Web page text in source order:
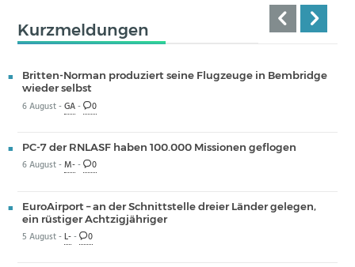
Kurzmeldungen
Britten-Norman produziert seine Flugzeuge in Bembridge
wieder selbst
6 August -GA- 0
PC-7 der RNLASF haben 100.000 Missionen geflogen
6 August -M-- 0
EuroAirport – an der Schnittstelle dreier Länder gelegen,
ein rüstiger Achtzigjähriger
5 August -L-- 0